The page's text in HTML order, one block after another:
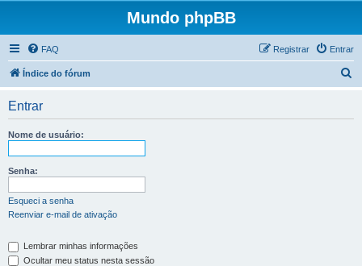
Mundo phpBB
FAQ Entrar
Registrar
Índice do fórum
Entrar
Nome de usuário:
Senha:
Esqueci a senha
Reenviar e-mail de ativação
Lembrar minhas informações
Ocultar meu status nesta sessão